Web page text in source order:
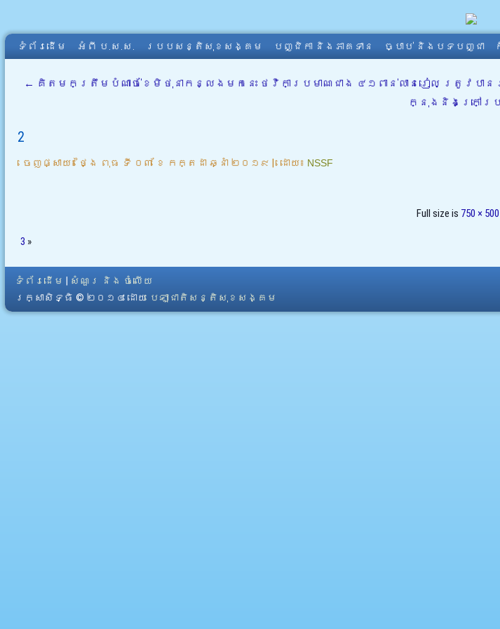
ទំព័រដើម អំពី​ ប.ស.ស. របបសន្តិសុខសង្គម បញ្ជិកា និងភាគទាន ច្បាប់ និងបទបញ្ជា
← គិតមកត្រឹមបំណាច់ខែមិថុនាកន្លងមកនេះ ថវិកាប្រមាណជាង ៤១ពាន់លានរៀល ត្រូវ
ក្នុងនិងក្រៅប្
2
ចេញផ្សាយ៖ ថ្ងៃ ពុធ ទី ០៣ ខែ កក្តដា ឆ្នាំ ២០១៩ | ដោយ៖ NSSF
Full size is 750 × 500
3 »
ទំព័រដើម
សំណួរ និង ចំលើយ
រក្សាសិទ្ធិ © ២០១៤ ដោយ​ បេឡាជាតិសន្តិសុខសង្គម